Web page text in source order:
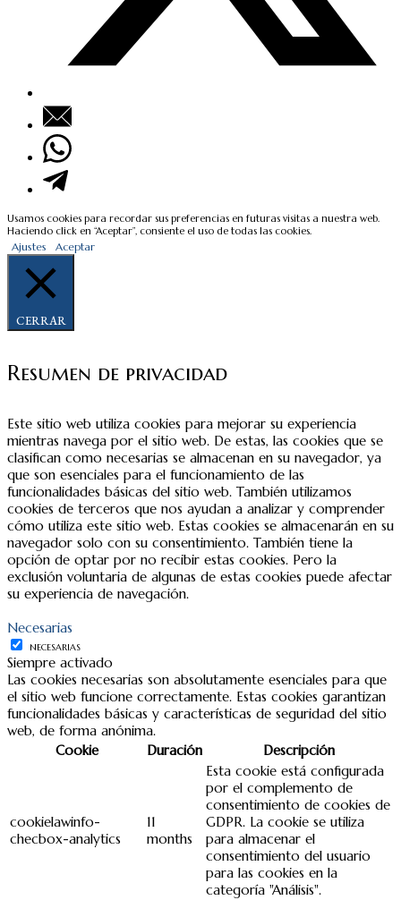
Usamos cookies para recordar sus preferencias en futuras visitas a nuestra web.
Haciendo click en “Aceptar”, consiente el uso de todas las cookies.
Ajustes Aceptar
CERRAR
Resumen de privacidad
Este sitio web utiliza cookies para mejorar su experiencia
mientras navega por el sitio web. De estas, las cookies que se
clasifican como necesarias se almacenan en su navegador, ya
que son esenciales para el funcionamiento de las
funcionalidades básicas del sitio web. También utilizamos
cookies de terceros que nos ayudan a analizar y comprender
cómo utiliza este sitio web. Estas cookies se almacenarán en su
navegador solo con su consentimiento. También tiene la
opción de optar por no recibir estas cookies. Pero la
exclusión voluntaria de algunas de estas cookies puede afectar
su experiencia de navegación.
Necesarias
NECESARIAS
Siempre activado
Las cookies necesarias son absolutamente esenciales para que
el sitio web funcione correctamente. Estas cookies garantizan
funcionalidades básicas y características de seguridad del sitio
web, de forma anónima.
Cookie
Duración Descripción
cookielawinfo-
checbox-analytics
11
months
Esta cookie está configurada
por el complemento de
consentimiento de cookies de
GDPR. La cookie se utiliza
para almacenar el
consentimiento del usuario
para las cookies en la
categoría "Análisis".